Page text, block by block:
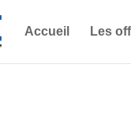
Accueil Les